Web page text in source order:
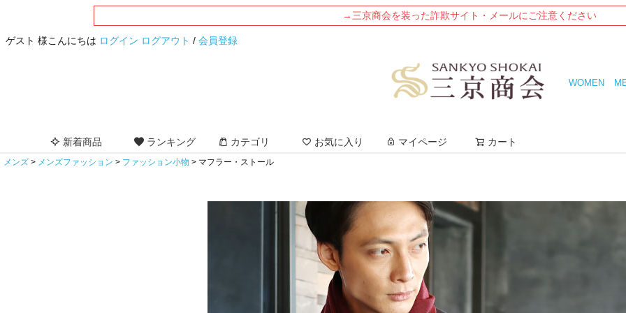
→三京商会を装った詐欺サイト・メールにご注意ください
ゲスト 様こんにちは ログイン ログアウト / 会員登録
WOMEN
新着商品 ランキング カテゴリ お気に入り マイページ カート
メンズ メンズファッション ファッション小物 マフラー・ストール